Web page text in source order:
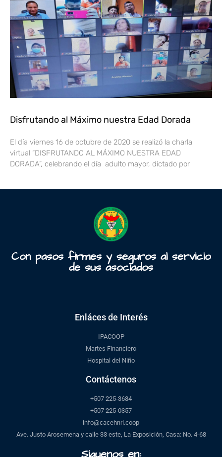
Disfrutando al Máximo nuestra Edad Dorada
El día viernes 16 de octubre de 2020 se realizó la charla
virtual “DISFRUTANDO AL MÁXIMO NUESTRA EDAD
DORADA”, celebrando el día adulto mayor, dictado por
Con pasos firmes y seguros al servicio
de sus asociados
Enláces de Interés
IPACOOP
Martes Financiero
Hospital del Niño
Contáctenos
+507 225-3684
+507 225-0357
info@cacehnrl.coop
Ave. Justo Arosemena y calle 33 este, La Exposición, Casa: No. 4-68